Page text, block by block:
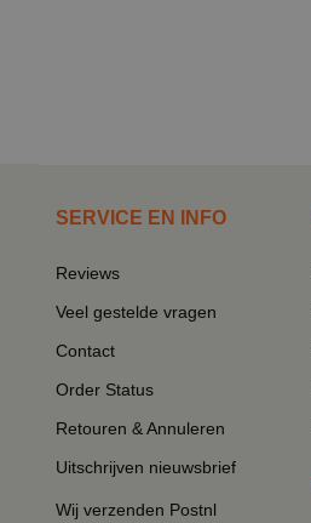
SERVICE EN INFO
Reviews
Veel gestelde vragen
Contact
Order Status
Retouren & Annuleren
Uitschrijven nieuwsbrief
Wij verzenden Postnl